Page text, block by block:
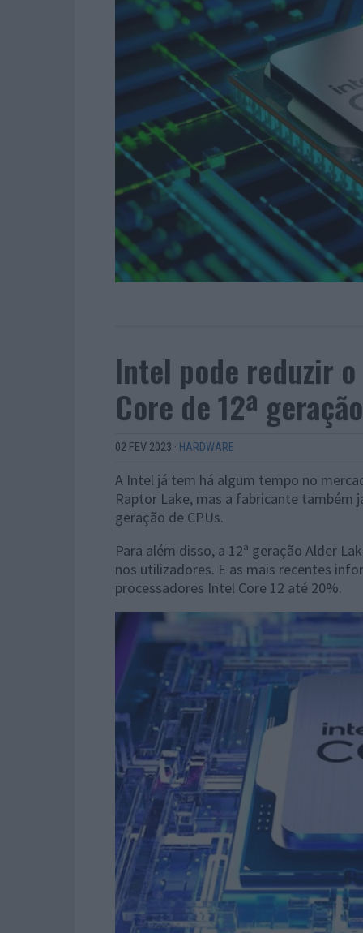
Intel pode reduzir
Core de 12ª
02 FEV 2023 · HARDWARE
A Intel já tem há algum tempo no
Raptor Lake, mas a fabricante também
geração de CPUs.
Para além disso, a 12ª geração Alder
nos utilizadores. E as mais recentes
processadores Intel Core 12 até 20%.